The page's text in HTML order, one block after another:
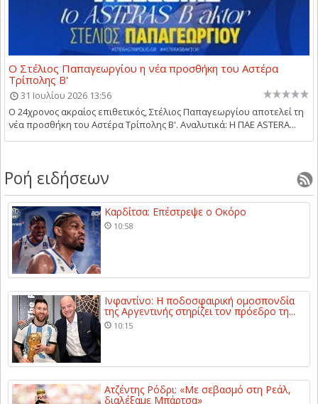
Ο Στέλιος Παπαγεωργίου η νέα προσθήκη του Αστέρα
Τρίπολης Β'
31 Ιουλίου 2026 13:56
Ο 24χρονος ακραίος επιθετικός, Στέλιος Παπαγεωργίου αποτελεί τη
νέα προσθήκη του Αστέρα Τρίπολης Β'. Αναλυτικά: Η ΠΑΕ ASTERA...
Ροή ειδήσεων
Καρδίτσα: Επέστρεψε ο Οκόρο
10:58
Ινφαντίνο: Η ποδοσφαιρική ομοσπονδία
της Αργεντινής στηρίζει τον πρόεδρο τη...
10:15
Ατζέντης Ρόδρι: «Με σεβασμό στη Ρεάλ,
διαλέξαμε Μπάρτσα»